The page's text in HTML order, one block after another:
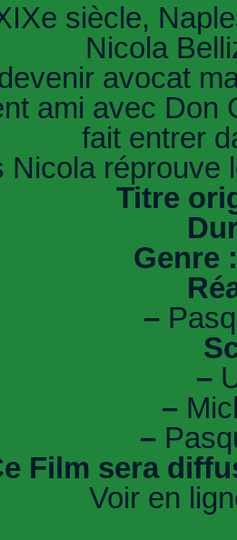
siècle,
Nicola
avocat
ami avec Don
fait entrer
Nicola réprouve
Titre
Genre :
–
–
–
–
Film sera
Voir en